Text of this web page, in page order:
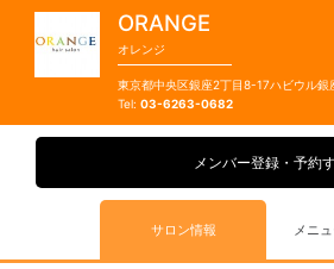
ORANGE
オレンジ
東京都中央区銀座2丁目8-17ハビウル
03-6263-0682
メンバー登録・予約
サロン情報 メニ